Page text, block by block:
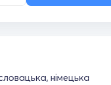
німецька